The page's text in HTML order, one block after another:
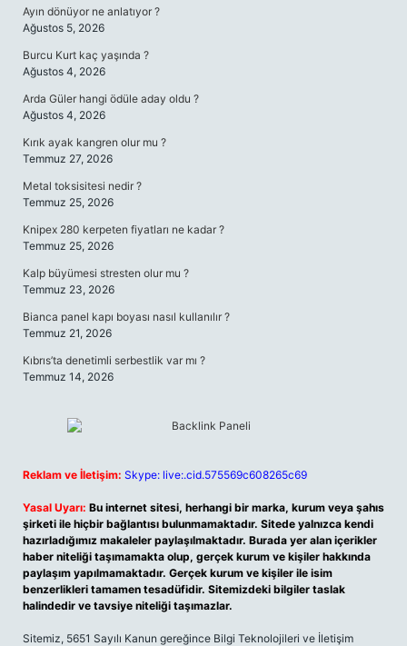
Ayın dönüyor ne anlatıyor ?
Ağustos 5, 2026
Burcu Kurt kaç yaşında ?
Ağustos 4, 2026
Arda Güler hangi ödüle aday oldu ?
Ağustos 4, 2026
Kırık ayak kangren olur mu ?
Temmuz 27, 2026
Metal toksisitesi nedir ?
Temmuz 25, 2026
Knipex 280 kerpeten fiyatları ne kadar ?
Temmuz 25, 2026
Kalp büyümesi stresten olur mu ?
Temmuz 23, 2026
Bianca panel kapı boyası nasıl kullanılır ?
Temmuz 21, 2026
Kıbrıs’ta denetimli serbestlik var mı ?
Temmuz 14, 2026
Reklam ve İletişim: Skype: live:.cid.575569c608265c69
Yasal Uyarı: Bu internet sitesi, herhangi bir marka, kurum veya şahıs
şirketi ile hiçbir bağlantısı bulunmamaktadır. Sitede yalnızca kendi
hazırladığımız makaleler paylaşılmaktadır. Burada yer alan içerikler
haber niteliği taşımamakta olup, gerçek kurum ve kişiler hakkında
paylaşım yapılmamaktadır. Gerçek kurum ve kişiler ile isim
benzerlikleri tamamen tesadüfidir. Sitemizdeki bilgiler taslak
halindedir ve tavsiye niteliği taşımazlar.
Sitemiz, 5651 Sayılı Kanun gereğince Bilgi Teknolojileri ve İletişim